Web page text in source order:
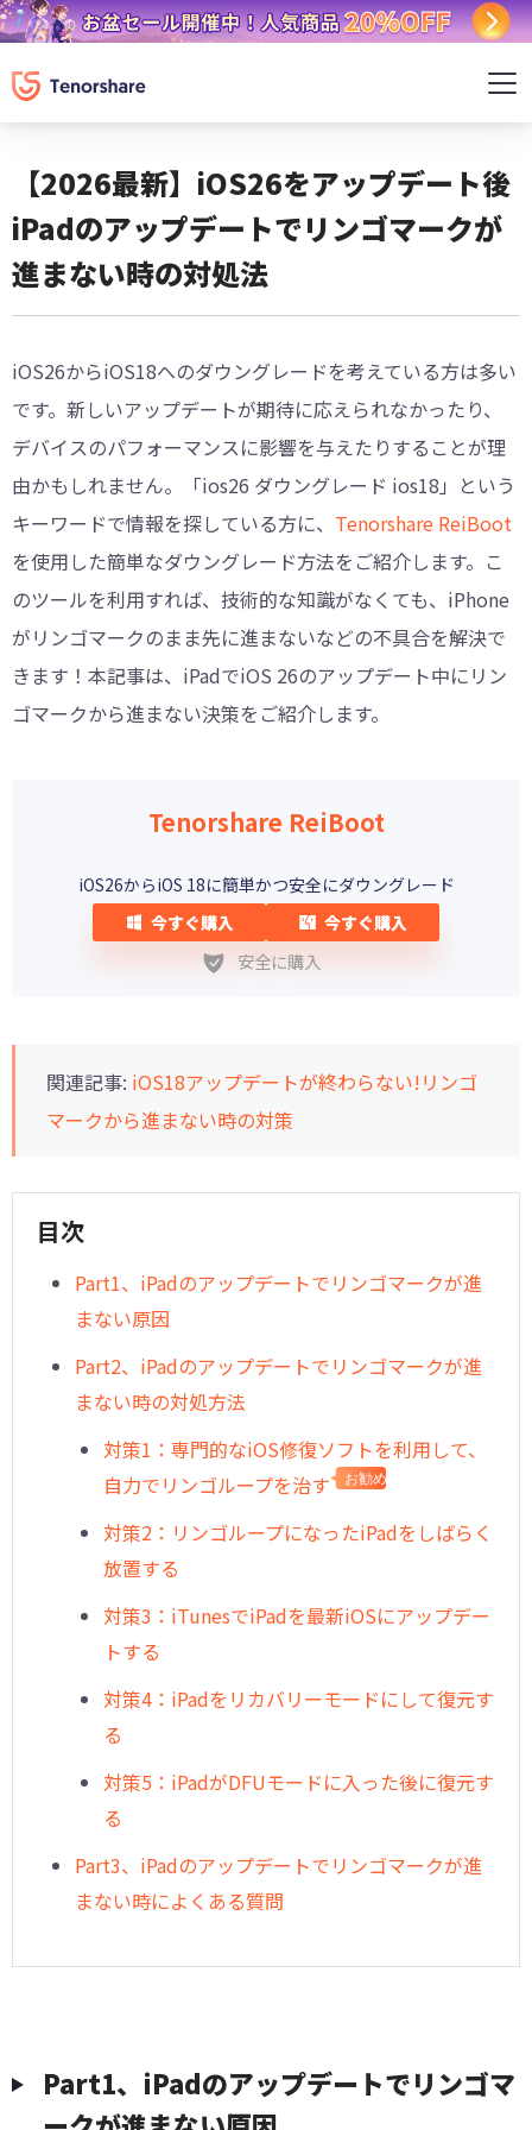
【2026最新】iOS26をアップデート後
iPadのアップデートでリンゴマークが
進まない時の対処法
iOS26からiOS18へのダウングレードを考えている方は多い
です。新しいアップデートが期待に応えられなかったり、
デバイスのパフォーマンスに影響を与えたりすることが理
由かもしれません。「ios26 ダウングレード ios18」という
キーワードで情報を探している方に、 Tenorshare ReiBoot
を使用した簡単なダウングレード方法をご紹介します。こ
のツールを利用すれば、技術的な知識がなくても、iPhone
がリンゴマークのまま先に進まないなどの不具合を解決で
きます！本記事は、iPadでiOS 26のアップデート中にリン
ゴマークから進まない決策をご紹介します。
Tenorshare ReiBoot
iOS26からiOS 18に簡単かつ安全にダウングレード
今すぐ購入
今すぐ購入
安全に購入
関連記事: iOS18アップデートが終わらない!リンゴ
マークから進まない時の対策
目次
Part1、iPadのアップデートでリンゴマークが進
まない原因
Part2、iPadのアップデートでリンゴマークが進
まない時の対処方法
対策1：専門的なiOS修復ソフトを利用して、
自力でリンゴループを治す
お勧め
対策2：リンゴループになったiPadをしばらく
放置する
対策3：iTunesでiPadを最新iOSにアップデー
トする
対策4：iPadをリカバリーモードにして復元す
る
対策5：iPadがDFUモードに入った後に復元す
る
Part3、iPadのアップデートでリンゴマークが進
まない時によくある質問
Part1、iPadのアップデートでリンゴマ